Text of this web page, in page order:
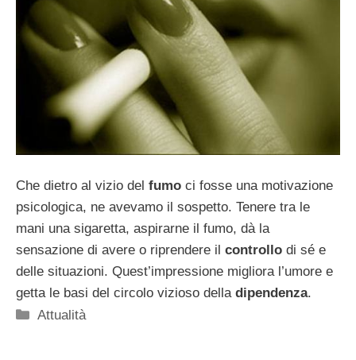
Che dietro al vizio del fumo ci fosse una motivazione
psicologica, ne avevamo il sospetto. Tenere tra le
mani una sigaretta, aspirarne il fumo, dà la
sensazione di avere o riprendere il controllo di sé e
delle situazioni. Quest’impressione migliora l’umore e
getta le basi del circolo vizioso della dipendenza.
Categorie
Attualità